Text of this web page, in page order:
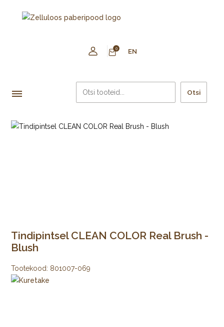
0 EN
Otsi
Tindipintsel CLEAN COLOR Real Brush -
Blush
Tootekood: 801007-069